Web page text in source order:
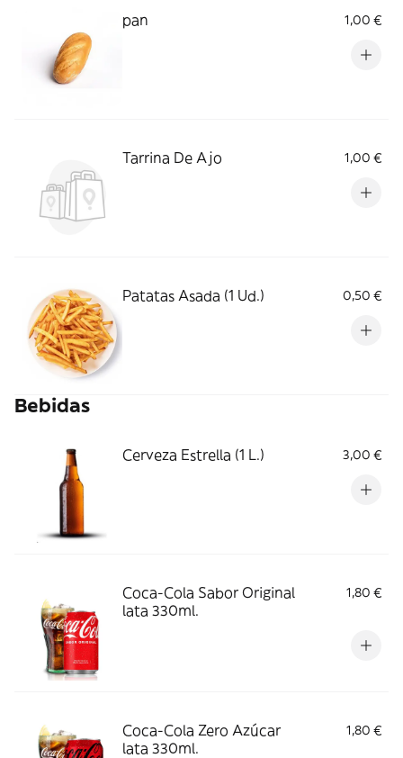
pan 1,00 €
Tarrina De Ajo 1,00 €
Patatas Asada (1 Ud.) 0,50 €
Bebidas
Cerveza Estrella (1 L.) 3,00 €
Coca-Cola Sabor Original
lata 330ml.
1,80 €
Coca-Cola Zero Azúcar
lata 330ml.
1,80 €